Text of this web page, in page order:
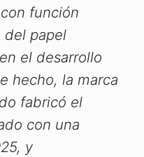
función
del papel
el desarrollo
hecho, la marca
fabricó el
con una
y